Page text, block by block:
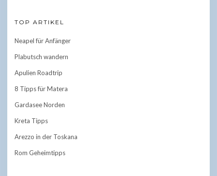
TOP ARTIKEL
Neapel für Anfänger
Plabutsch wandern
Apulien Roadtrip
8 Tipps für Matera
Gardasee Norden
Kreta Tipps
Arezzo in der Toskana
Rom Geheimtipps